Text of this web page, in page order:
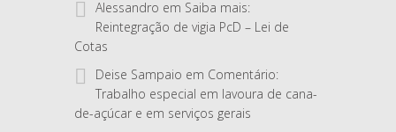
Alessandro em Saiba mais:
Reintegração de vigia PcD – Lei de
Cotas
Deise Sampaio em Comentário:
Trabalho especial em lavoura de cana-
de-açúcar e em serviços gerais